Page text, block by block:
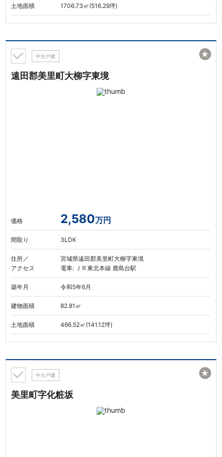
土地面積 1706.73㎡(516.29坪)
中古戸建
遠田郡美里町大柳字東境
価格 2,580万円
間取り 3LDK
住所／
アクセス
宮城県遠田郡美里町大柳字東境
電車: ＪＲ東北本線 鹿島台駅
築年月 令和5年6月
建物面積 82.81㎡
土地面積 466.52㎡(141.12坪)
★
中古戸建
美里町字化粧坂
★